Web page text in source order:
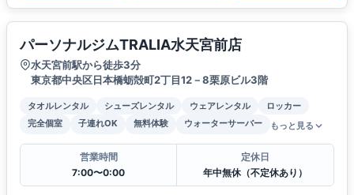
パーソナルジムTRALIA水天宮前店
水天宮前駅から徒歩3分
東京都中央区日本橋蛎殻町2丁目12－8栗原ビル3階
タオルレンタル シューズレンタル ウェアレンタル
ロッカー
完全個室
子連れOK 無料体験 ウォーターサーバー もっと見る
営業時間
7:00〜0:00
定休日
年中無休（不定休あり）